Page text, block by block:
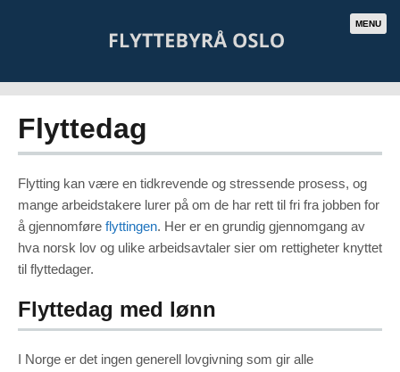
MENU
Flyttedag
Flytting kan være en tidkrevende og stressende prosess, og
mange arbeidstakere lurer på om de har rett til fri fra jobben for
å gjennomføre flyttingen. Her er en grundig gjennomgang av
hva norsk lov og ulike arbeidsavtaler sier om rettigheter knyttet
til flyttedager.
Flyttedag med lønn
I Norge er det ingen generell lovgivning som gir alle